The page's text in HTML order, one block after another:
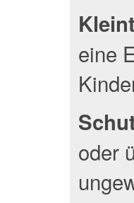
eine
oder